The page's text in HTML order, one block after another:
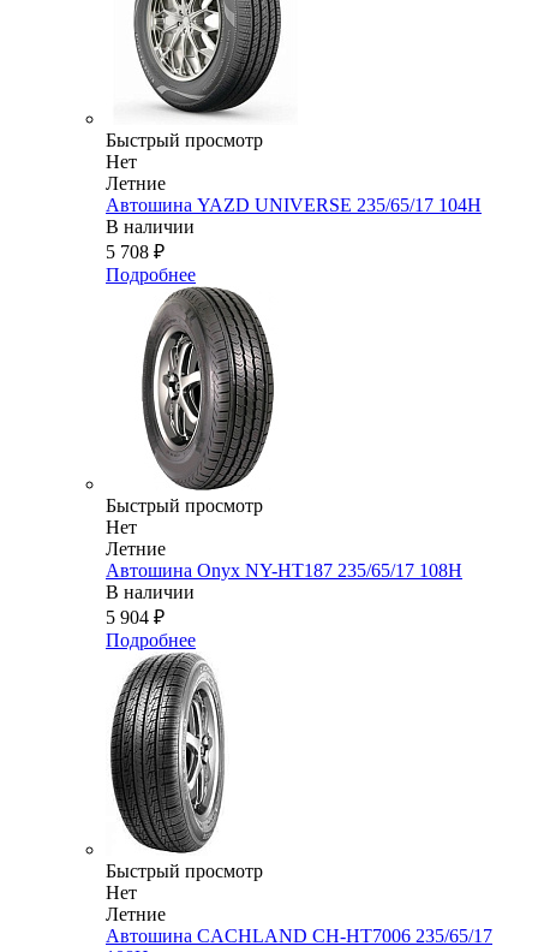
Быстрый просмотр
Нет
Летние
Автошина YAZD UNIVERSE 235/65/17 104H
В наличии
5 708 ₽
Подробнее
Быстрый просмотр
Нет
Летние
Автошина Onyx NY-HT187 235/65/17 108H
В наличии
5 904 ₽
Подробнее
Быстрый просмотр
Нет
Летние
Автошина CACHLAND CH-HT7006 235/65/17